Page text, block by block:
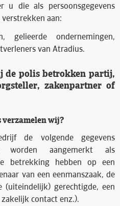
u die als persoonsgegevens
aan:
gelieerde ondernemingen,
van Atradius.
de polis betrokken partij,
zakenpartner of
verzamelen wij?
de volgende gegevens
worden aangemerkt als
betrekking hebben op een
van een eenmanszaak, de
gerechtigde, een
contact enz.).